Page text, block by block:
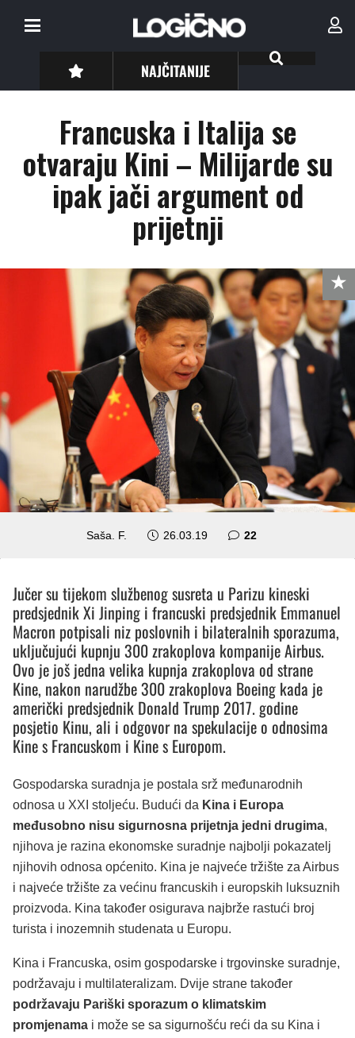
NAJČITANIJE
Francuska i Italija se
otvaraju Kini – Milijarde su
ipak jači argument od
prijetnji
Saša. F. 26.03.19 22komentara
Jučer su tijekom službenog susreta u Parizu kineski
predsjednik Xi Jinping i francuski predsjednik Emmanuel
Macron potpisali niz poslovnih i bilateralnih sporazuma,
uključujući kupnju 300 zrakoplova kompanije Airbus.
Ovo je još jedna velika kupnja zrakoplova od strane
Kine, nakon narudžbe 300 zrakoplova Boeing kada je
američki predsjednik Donald Trump 2017. godine
posjetio Kinu, ali i odgovor na spekulacije o odnosima
Kine s Francuskom i Kine s Europom.
Gospodarska suradnja je postala srž međunarodnih
odnosa u XXI stoljeću. Budući da Kina i Europa
međusobno nisu sigurnosna prijetnja jedni drugima,
njihova je razina ekonomske suradnje najbolji pokazatelj
njihovih odnosa općenito. Kina je najveće tržište za Airbus
i najveće tržište za većinu francuskih i europskih luksuznih
proizvoda. Kina također osigurava najbrže rastući broj
turista i inozemnih studenata u Europu.
Kina i Francuska, osim gospodarske i trgovinske suradnje,
podržavaju i multilateralizam. Dvije strane također
podržavaju Pariški sporazum o klimatskim
promjenama i može se sa sigurnošću reći da su Kina i